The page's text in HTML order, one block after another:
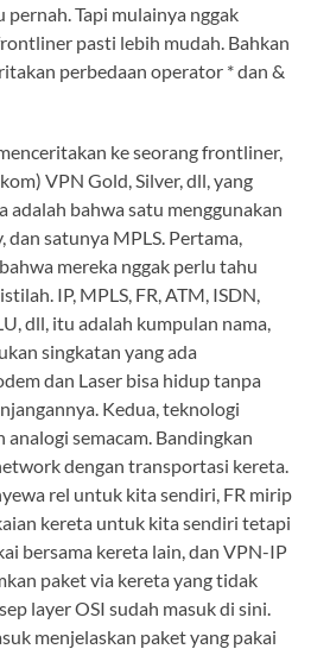
pernah. Tapi mulainya nggak
pasti lebih mudah. Bahkan
perbedaan operator * dan &
ke seorang frontliner,
VPN Gold, Silver, dll, yang
adalah bahwa satu menggunakan
dan satunya MPLS. Pertama,
mereka nggak perlu tahu
IP, MPLS, FR, ATM, ISDN,
dll, itu adalah kumpulan nama,
singkatan yang ada
dan Laser bisa hidup tanpa
Kedua, teknologi
analogi semacam. Bandingkan
dengan transportasi kereta.
rel untuk kita sendiri, FR mirip
kereta untuk kita sendiri tetapi
bersama kereta lain, dan VPN-IP
paket via kereta yang tidak
layer OSI sudah masuk di sini.
menjelaskan paket yang pakai